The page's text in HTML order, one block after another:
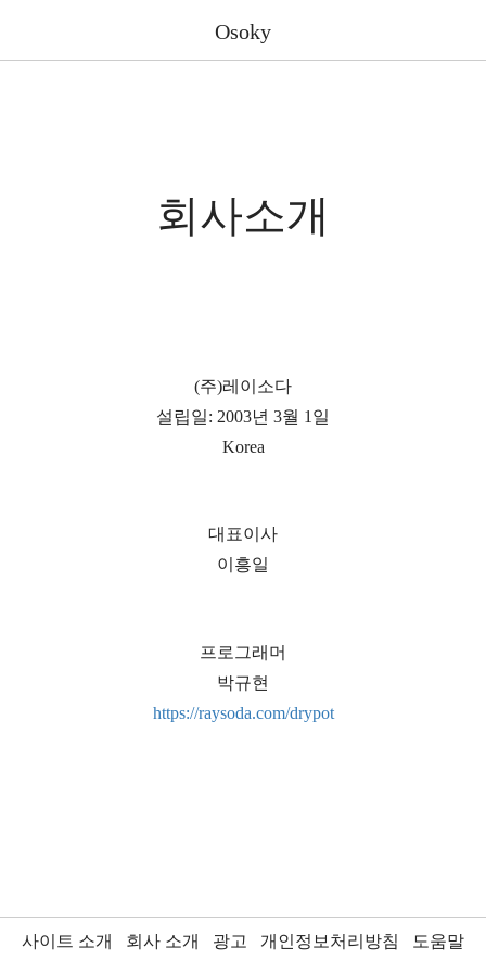
Osoky
회사소개
(주)레이소다
설립일: 2003년 3월 1일
Korea
대표이사
이흥일
프로그래머
박규현
https://raysoda.com/drypot
사이트 소개 회사 소개 광고 개인정보처리방침 도움말